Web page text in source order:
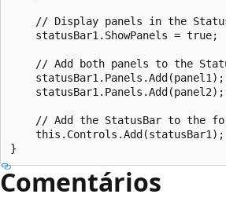
// Display panels in the
    statusBar1.ShowPanels = true;
// Add both panels to the
    statusBar1.Panels.Add(panel1);
    statusBar1.Panels.Add(panel2);
// Add the StatusBar to the
    this.Controls.Add(statusBar1);
Comentários